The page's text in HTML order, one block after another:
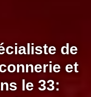
de
et
le 33: